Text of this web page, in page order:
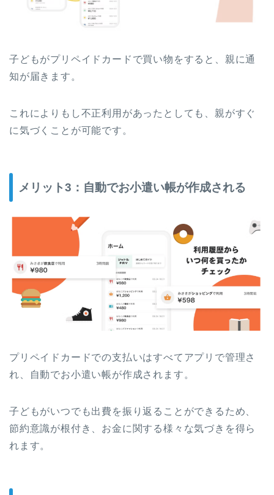
子どもがプリペイドカードで買い物をすると、親に通
知が届きます。
これによりもし不正利用があったとしても、親がすぐ
に気づくことが可能です。
メリット3：自動でお小遣い帳が作成される
プリペイドカードでの支払いはすべてアプリで管理さ
れ、自動でお小遣い帳が作成されます。
子どもがいつでも出費を振り返ることができるため、
節約意識が根付き、お金に関する様々な気づきを得ら
れます。